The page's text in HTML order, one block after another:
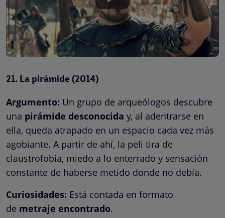
21. La pirámide (2014)
Argumento: Un grupo de arqueólogos descubre
una pirámide desconocida y, al adentrarse en
ella, queda atrapado en un espacio cada vez más
agobiante. A partir de ahí, la peli tira de
claustrofobia, miedo a lo enterrado y sensación
constante de haberse metido donde no debía.
Curiosidades: Está contada en formato
de metraje encontrado.